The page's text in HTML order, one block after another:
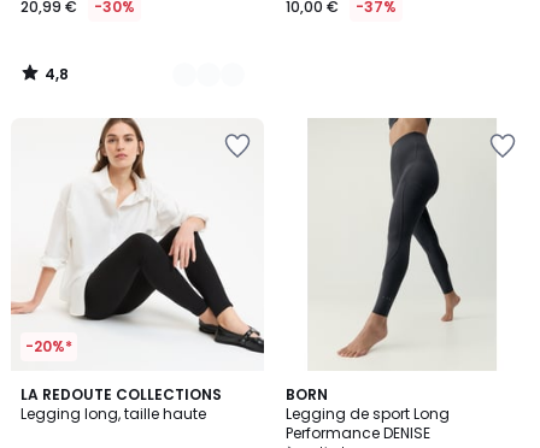
20,99 € -30%
4,8
/
10,00 € -37%
-20%*
LA REDOUTE COLLECTIONS
Legging long, taille haute
4,3
/ 5
BORN
Legging de sport Long
Performance DENISE
3
Couleurs